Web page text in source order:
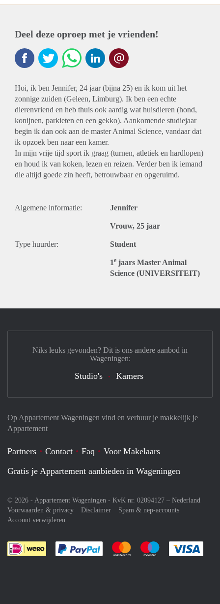
Deel deze oproep met je vrienden!
Hoi, ik ben Jennifer, 24 jaar (bijna 25) en ik kom uit het
zonnige zuiden (Geleen, Limburg). Ik ben een echte
dierenvriend en heb thuis ook aardig wat huisdieren (hond,
konijnen, parkieten en een gekko). Aankomende studiejaar
begin ik dan ook aan de master Animal Science, vandaar dat
ik opzoek ben naar een kamer.
In mijn vrije tijd sport ik graag (turnen, atletiek en hardlopen)
en houd ik van koken, lezen en reizen. Verder ben ik iemand
die altijd goede zin heeft, betrouwbaar en opgeruimd.
Algemene informatie: Jennifer
Vrouw, 25 jaar
Type huurder: Student
1e jaars Master Animal
Science (UNIVERSITEIT)
Op Appartement Wageningen vind en verhuur je makkelijk je
Appartement
Partners Contact Faq
Voor Makelaars
Gratis je Appartement aanbieden in Wageningen
© 2026 - Appartement Wageningen - KvK nr. 02094127 – Nederland
Voorwaarden & privacy
Disclaimer
Spam & nep-accounts
Account verwijderen
Je rekent gemakkelijk af met Paypal
Je rekent gemakkelijk af met
Je rekent
Niks leuks gevonden? Dit is ons andere aanbod in
Wageningen:
Studio's Kamers